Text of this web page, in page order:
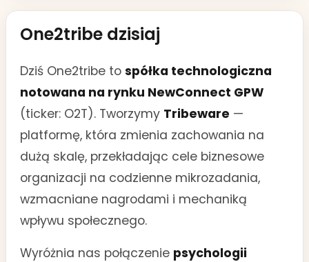
One2tribe dzisiaj
Dziś One2tribe to spółka technologiczna
notowana na rynku NewConnect GPW
(ticker: O2T). Tworzymy Tribeware —
platformę, która zmienia zachowania na
dużą skalę, przekładając cele biznesowe
organizacji na codzienne mikrozadania,
wzmacniane nagrodami i mechaniką
wpływu społecznego.
Wyróżnia nas połączenie psychologii